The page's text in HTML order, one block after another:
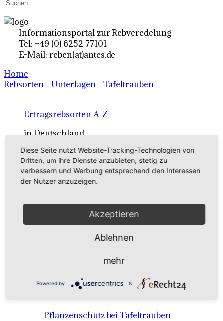
Informationsportal zur Rebveredelung
Tel: +49 (0) 6252 77101
E-Mail: reben(at)antes.de
Home
Rebsorten - Unterlagen - Tafeltrauben
Ertragsrebsorten A-Z
in Deutschland
Rebsorten international
externe Links
Tafeltraubensorten
Tafeltrauben A-Z Sortenbeschreibungen
Tafeltraubenanbau - rechtliche
Pflanzenschutz bei Tafeltrauben
Diese Seite nutzt Website-Tracking-Technologien von
Dritten, um ihre Dienste anzubieten, stetig zu
verbessern und Werbung entsprechend den Interessen
der Nutzer anzuzeigen.
Akzeptieren
Ablehnen
mehr
Powered by &